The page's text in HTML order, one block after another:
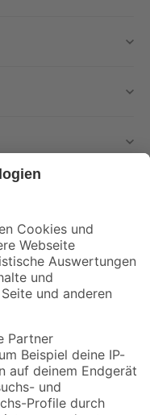
mehr verpassen!